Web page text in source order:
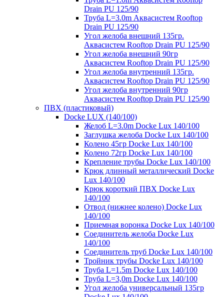
Drain PU 125/90
Труба L=3.0m Аквасистем Rooftop
Drain PU 125/90
Угол желоба внешний 135гр.
Аквасистем Rooftop Drain PU 125/90
Угол желоба внешний 90гр
Аквасистем Rooftop Drain PU 125/90
Угол желоба внутренний 135гр.
Аквасистем Rooftop Drain PU 125/90
Угол желоба внутренний 90гр
Аквасистем Rooftop Drain PU 125/90
ПВХ (пластиковый)
Docke LUX (140/100)
Желоб L=3.0m Docke Lux 140/100
Заглушка желоба Docke Lux 140/100
Колено 45гр Docke Lux 140/100
Колено 72гр Docke Lux 140/100
Крепление трубы Docke Lux 140/100
Крюк длинный металлический Docke
Lux 140/100
Крюк короткий ПВХ Docke Lux
140/100
Отвод (нижнее колено) Docke Lux
140/100
Приемная воронка Docke Lux 140/100
Соединитель желоба Docke Lux
140/100
Соединитель труб Docke Lux 140/100
Тройник трубы Docke Lux 140/100
Труба L=1.5m Docke Lux 140/100
Труба L=3,0m Docke Lux 140/100
Угол желоба универсальный 135гр